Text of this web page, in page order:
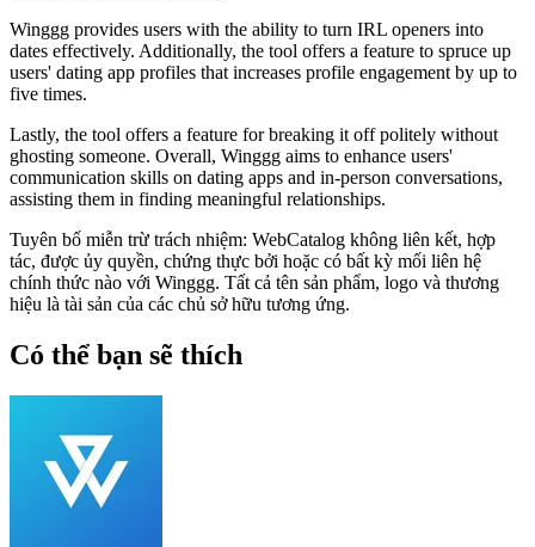
Winggg provides users with the ability to turn IRL openers into
dates effectively. Additionally, the tool offers a feature to spruce up
users' dating app profiles that increases profile engagement by up to
five times.
Lastly, the tool offers a feature for breaking it off politely without
ghosting someone. Overall, Winggg aims to enhance users'
communication skills on dating apps and in-person conversations,
assisting them in finding meaningful relationships.
Tuyên bố miễn trừ trách nhiệm: WebCatalog không liên kết, hợp
tác, được ủy quyền, chứng thực bởi hoặc có bất kỳ mối liên hệ
chính thức nào với Winggg. Tất cả tên sản phẩm, logo và thương
hiệu là tài sản của các chủ sở hữu tương ứng.
Có thể bạn sẽ thích